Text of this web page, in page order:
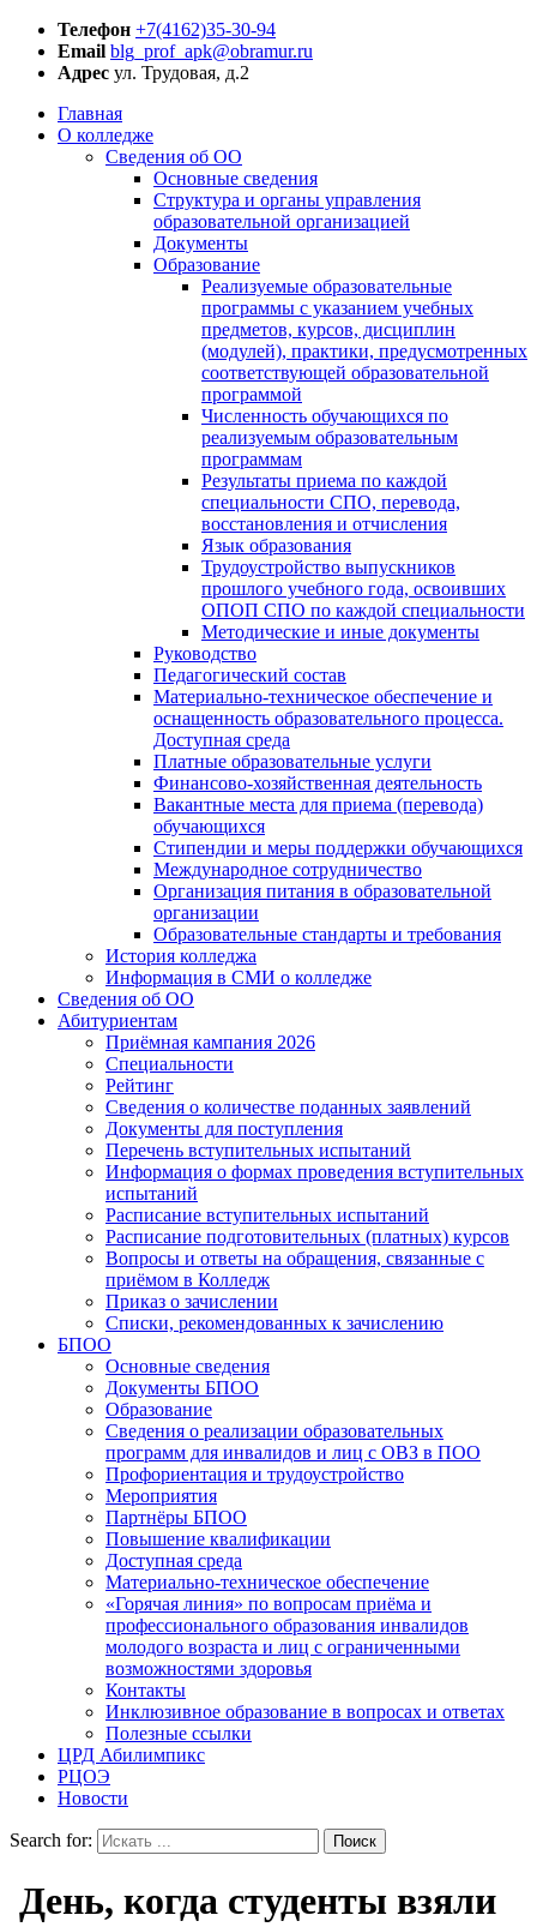
Телефон +7(4162)35-30-94
Email blg_prof_apk@obramur.ru
Адрес ул. Трудовая, д.2
Главная
О колледже
Сведения об ОО
Основные сведения
Структура и органы управления
образовательной организацией
Документы
Образование
Реализуемые образовательные
программы с указанием учебных
предметов, курсов, дисциплин
(модулей), практики, предусмотренных
соответствующей образовательной
программой
Численность обучающихся по
реализуемым образовательным
программам
Результаты приема по каждой
специальности СПО, перевода,
восстановления и отчисления
Язык образования
Трудоустройство выпускников
прошлого учебного года, освоивших
ОПОП СПО по каждой специальности
Методические и иные документы
Руководство
Педагогический состав
Материально-техническое обеспечение и
оснащенность образовательного процесса.
Доступная среда
Платные образовательные услуги
Финансово-хозяйственная деятельность
Вакантные места для приема (перевода)
обучающихся
Стипендии и меры поддержки обучающихся
Международное сотрудничество
Организация питания в образовательной
организации
Образовательные стандарты и требования
История колледжа
Информация в СМИ о колледже
Сведения об ОО
Абитуриентам
Приёмная кампания 2026
Специальности
Рейтинг
Сведения о количестве поданных заявлений
Документы для поступления
Перечень вступительных испытаний
Информация о формах проведения вступительных
испытаний
Расписание вступительных испытаний
Расписание подготовительных (платных) курсов
Вопросы и ответы на обращения, связанные с
приёмом в Колледж
Приказ о зачислении
Списки, рекомендованных к зачислению
БПОО
Основные сведения
Документы БПОО
Образование
Сведения о реализации образовательных
программ для инвалидов и лиц с ОВЗ в ПОО
Профориентация и трудоустройство
Мероприятия
Партнёры БПОО
Повышение квалификации
Доступная среда
Материально-техническое обеспечение
«Горячая линия» по вопросам приёма и
профессионального образования инвалидов
молодого возраста и лиц с ограниченными
возможностями здоровья
Контакты
Инклюзивное образование в вопросах и ответах
Полезные ссылки
ЦРД Абилимпикс
РЦОЭ
Новости
Search for:
День, когда студенты взяли